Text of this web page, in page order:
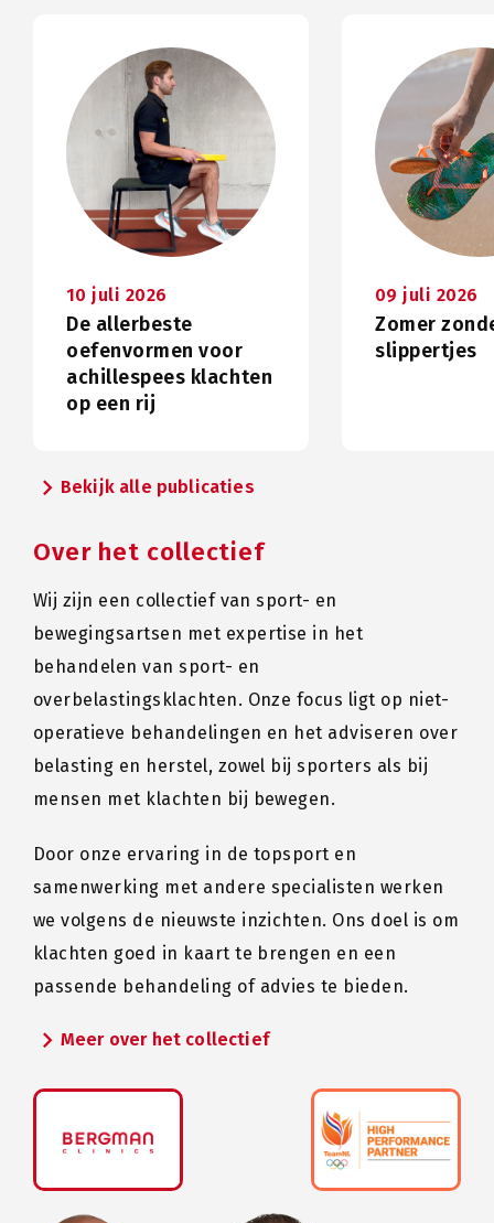
10 juli 2026
De allerbeste
oefenvormen voor
achillespees klachten
op een rij
09 juli 2026
Zomer
slippertjes
chevron_rightBekijk alle publicaties
Over het collectief
Wij zijn een collectief van sport- en
bewegingsartsen met expertise in het
behandelen van sport- en
overbelastingsklachten. Onze focus ligt op niet-
operatieve behandelingen en het adviseren over
belasting en herstel, zowel bij sporters als bij
mensen met klachten bij bewegen.
Door onze ervaring in de topsport en
samenwerking met andere specialisten werken
we volgens de nieuwste inzichten. Ons doel is om
klachten goed in kaart te brengen en een
passende behandeling of advies te bieden.
chevron_rightMeer over het collectief